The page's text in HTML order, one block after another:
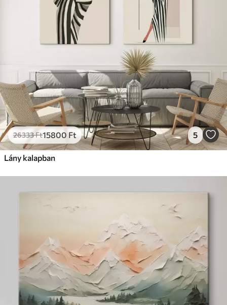
26333Ft15800 Ft 5
Lány kalapban